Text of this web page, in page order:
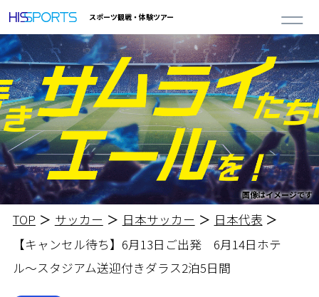
スポーツ観戦・体験ツアー
画像はイメージです
TOP サッカー 日本サッカー
日本代表
【キャンセル待ち】6月13日ご出発 6月14日ホテ
ル～スタジアム送迎付きダラス2泊5日間